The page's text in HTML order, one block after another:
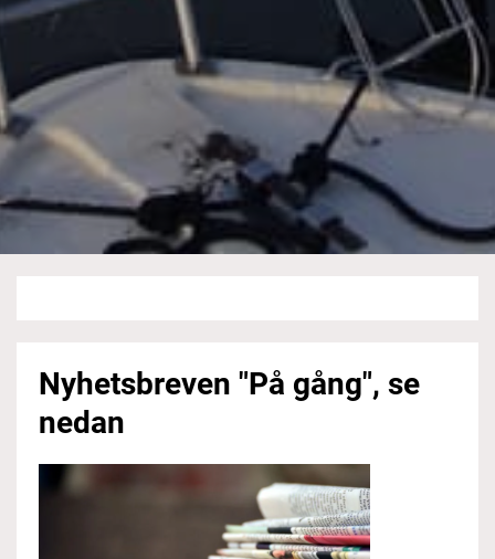
Nyhetsbreven "På gång", se
nedan